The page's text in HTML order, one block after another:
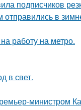
подписчиков
в
работу на метро.
в свет.
министром